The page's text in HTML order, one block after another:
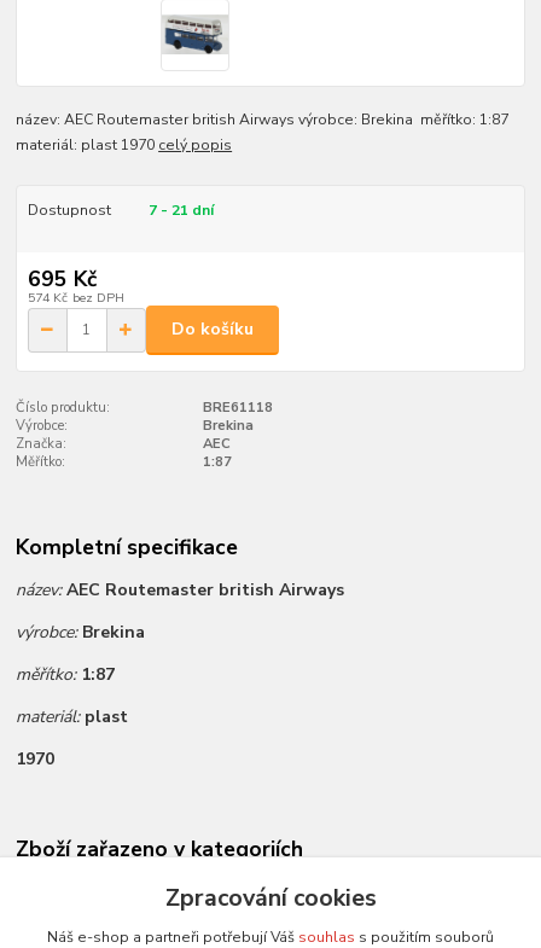
název: AEC Routemaster british Airways výrobce: Brekina měřítko: 1:87
materiál: plast 1970 celý popis
Dostupnost 7 - 21 dní
695 Kč
574 Kč bez DPH
Do košíku
Číslo produktu:
BRE61118
Výrobce:
Brekina
Značka:
AEC
Měřítko:
1:87
Kompletní specifikace
název:AEC Routemaster british Airways
výrobce: Brekina
měřítko: 1:87
materiál: plast
1970
Zboží zařazeno v kategoriích
Novinky dle data přidání
Všechny modely
Zpracování cookies
Náš e-shop a partneři potřebují Váš souhlas s použitím souborů